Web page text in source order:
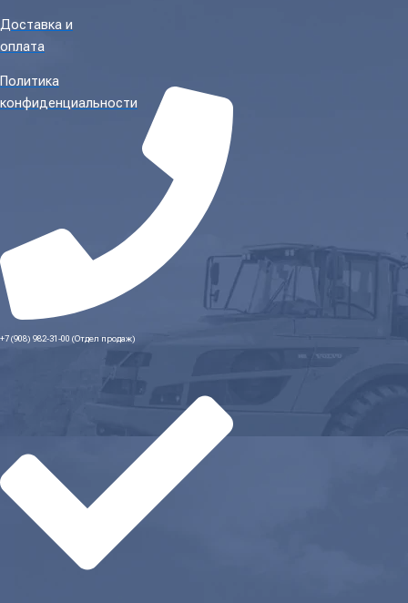
Доставка и
оплата
Политика
конфиденциальности
+7 (908) 982-31-00 (Отдел продаж)